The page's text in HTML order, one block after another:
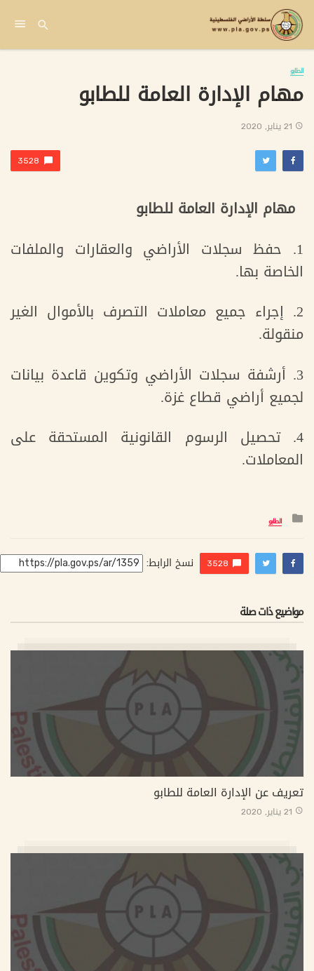
الطابو
مهام الإدارة العامة للطابو
21 يناير, 2020
3528
مهام الإدارة العامة للطابو
1. حفظ سجلات الأراضي والعقارات والملفات
الخاصة بها.
2. إجراء جميع معاملات التصرف بالأموال الغير
منقولة.
3. أرشفة سجلات الأراضي وتكوين قاعدة بيانات
لجميع أراضي قطاع غزة.
4. تحصيل الرسوم القانونية المستحقة على
المعاملات.
التصنيف
الطابو
3528 نسخ الرابط:
مواضيع ذات صلة
تعريف عن الإدارة العامة للطابو
21 يناير, 2020